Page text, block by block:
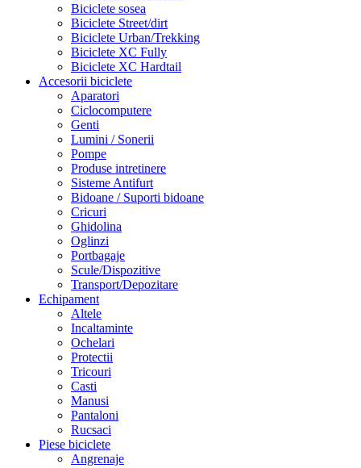
Biciclete sosea
Biciclete Street/dirt
Biciclete Urban/Trekking
Biciclete XC Fully
Biciclete XC Hardtail
Accesorii biciclete
Aparatori
Ciclocomputere
Genti
Lumini / Sonerii
Pompe
Produse intretinere
Sisteme Antifurt
Bidoane / Suporti bidoane
Cricuri
Ghidolina
Oglinzi
Portbagaje
Scule/Dispozitive
Transport/Depozitare
Echipament
Altele
Incaltaminte
Ochelari
Protectii
Tricouri
Casti
Manusi
Pantaloni
Rucsaci
Piese biciclete
Angrenaje